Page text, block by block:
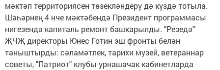
мәктәп территориясен төзекләндерү дә күздә тотыла.
Шәһәрнең 4 нче мәктәбендә Президент программасы
нигезендә капиталь ремонт башкарылды. "Резедә"
ҖЧҖ директоры Юнес Готин эш фронты белән
таныштырды: сәламәтлек, тарихи музей, ветераннар
советы, "Патриот" клубы урнашачак кабинетларда